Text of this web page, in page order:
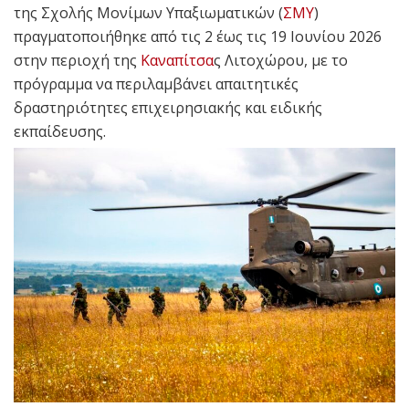
της Σχολής Μονίμων Υπαξιωματικών (ΣΜΥ)
πραγματοποιήθηκε από τις 2 έως τις 19 Ιουνίου 2026
στην περιοχή της Καναπίτσας Λιτοχώρου, με το
πρόγραμμα να περιλαμβάνει απαιτητικές
δραστηριότητες επιχειρησιακής και ειδικής
εκπαίδευσης.